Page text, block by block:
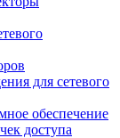
для сетевого
обеспечение
доступа